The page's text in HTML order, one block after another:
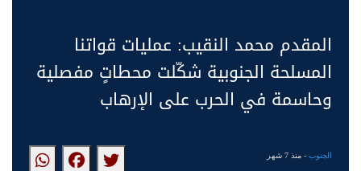
المقدم محمد النقيب: عمليات قواتنا
المسلحة الجنوبية شكّلت محطاتٍ مفصلية
وحاسمة في الحرب على الإرهاب
الجنوب- منذ 7 شهر